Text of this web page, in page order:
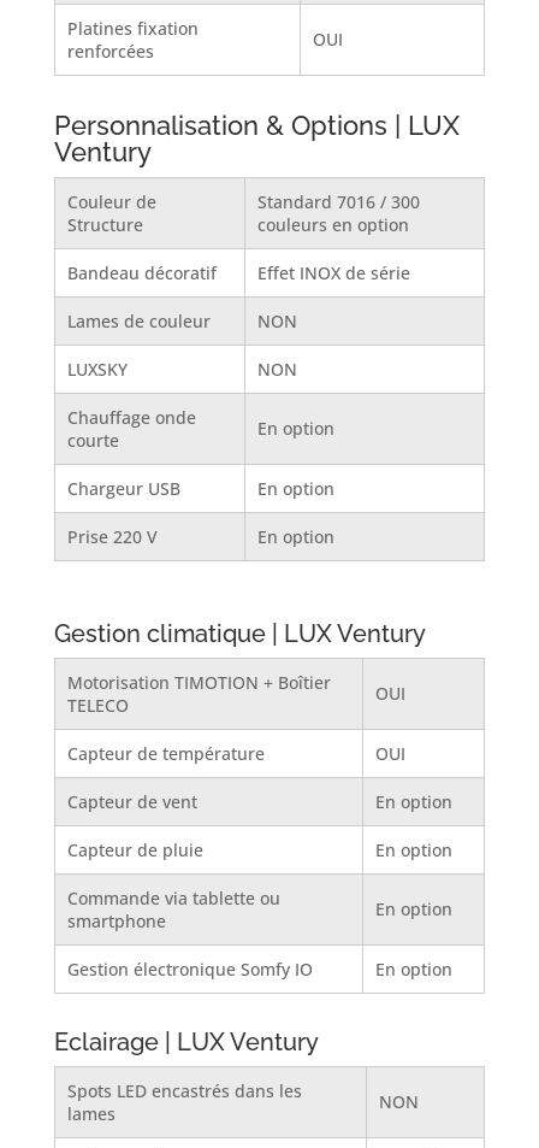
Platines fixation
renforcées
OUI
Personnalisation & Options | LUX
Ventury
Couleur de
Structure
Standard 7016 / 300
couleurs en option
Bandeau décoratif Effet INOX de série
Lames de couleur NON
LUXSKY NON
Chauffage onde
courte
En option
Chargeur USB En option
Prise 220 V En option
Gestion climatique | LUX Ventury
Motorisation TIMOTION + Boîtier
TELECO
OUI
Capteur de température OUI
Capteur de vent En option
Capteur de pluie En option
Commande via tablette ou
smartphone
En option
Gestion électronique Somfy IO En option
Eclairage | LUX Ventury
Spots LED encastrés dans les
lames
NON